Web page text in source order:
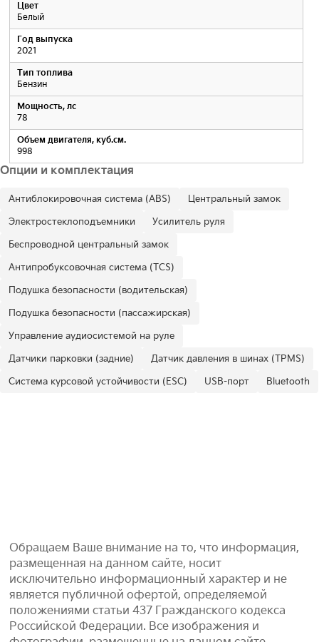
Цвет
Белый
Год выпуска
2021
Тип топлива
Бензин
Мощность, лс
78
Объем двигателя, куб.см.
998
Опции и комплектация
Антиблокировочная система (ABS)
Центральный замок
Электростеклоподъемники
Усилитель руля
Беспроводной центральный замок
Антипробуксовочная система (TCS)
Подушка безопасности (водительская)
Подушка безопасности (пассажирская)
Управление аудиосистемой на руле
Датчики парковки (задние)
Датчик давления в шинах (TPMS)
Система курсовой устойчивости (ESC)
USB-порт Bluetooth
Обращаем Ваше внимание на то, что информация,
размещенная на данном сайте, носит
исключительно информационный характер и не
является публичной офертой, определяемой
положениями статьи 437 Гражданского кодекса
Российской Федерации. Все изображения и